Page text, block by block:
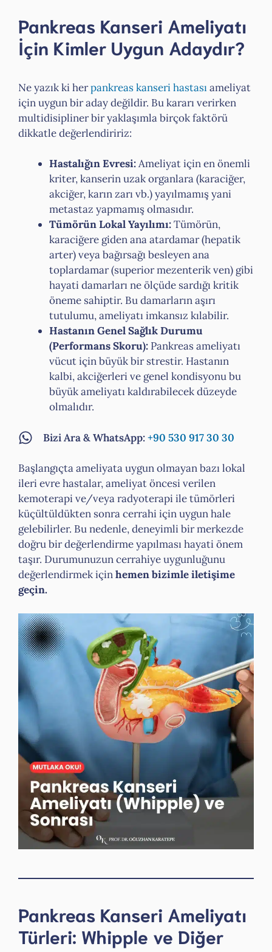
Pankreas Kanseri Ameliyatı
İçin Kimler Uygun Adaydır?
Ne yazık ki herpankreas kanseri hastasıameliyat
için uygun bir aday değildir. Bu kararı verirken
multidisipliner bir yaklaşımla birçok faktörü
dikkatle değerlendiririz:
Hastalığın Evresi:Ameliyat için en önemli
kriter, kanserin uzak organlara (karaciğer,
akciğer, karın zarı vb.) yayılmamış yani
metastaz yapmamış olmasıdır.
Tümörün Lokal Yayılımı:Tümörün,
karaciğere giden ana atardamar (hepatik
arter) veya bağırsağı besleyen ana
toplardamar (superior mezenterik ven) gibi
hayati damarları ne ölçüde sardığı kritik
öneme sahiptir. Bu damarların aşırı
tutulumu, ameliyatı imkansız kılabilir.
Hastanın Genel Sağlık Durumu
(Performans Skoru): Pankreas ameliyatı
vücut için büyük bir strestir. Hastanın
kalbi, akciğerleri ve genel kondisyonu bu
büyük ameliyatı kaldırabilecek düzeyde
olmalıdır.
Bizi Ara & WhatsApp:+90 530 917 30 30
Başlangıçta ameliyata uygun olmayan bazı lokal
ileri evre hastalar, ameliyat öncesi verilen
kemoterapi ve/veya radyoterapi ile tümörleri
küçültüldükten sonra cerrahi için uygun hale
gelebilirler. Bu nedenle, deneyimli bir merkezde
doğru bir değerlendirme yapılması hayati önem
taşır. Durumunuzun cerrahiye uygunluğunu
değerlendirmek içinhemen bizimle iletişime
geçin.
Pankreas Kanseri Ameliyatı
Türleri: Whipple ve Diğer